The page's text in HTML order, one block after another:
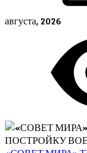
августа, 2026